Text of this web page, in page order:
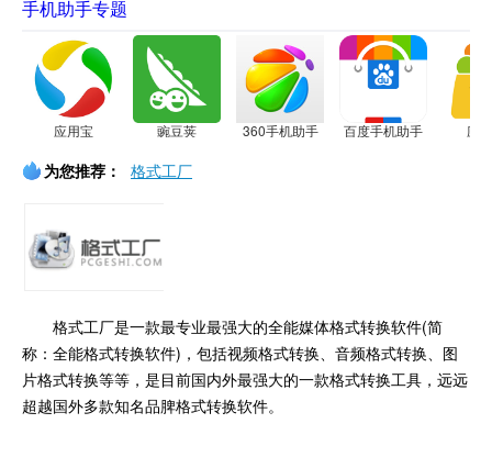
手机助手专题
应用宝 豌豆荚 360手机助手 百度手机助手 应
为您推荐： 格式工厂
格式工厂是一款最专业最强大的全能媒体格式转换软件(简
称：全能格式转换软件)，包括视频格式转换、音频格式转换、图
片格式转换等等，是目前国内外最强大的一款格式转换工具，远远
超越国外多款知名品脾格式转换软件。